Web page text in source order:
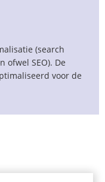
(search
ofwel SEO). De
voor de